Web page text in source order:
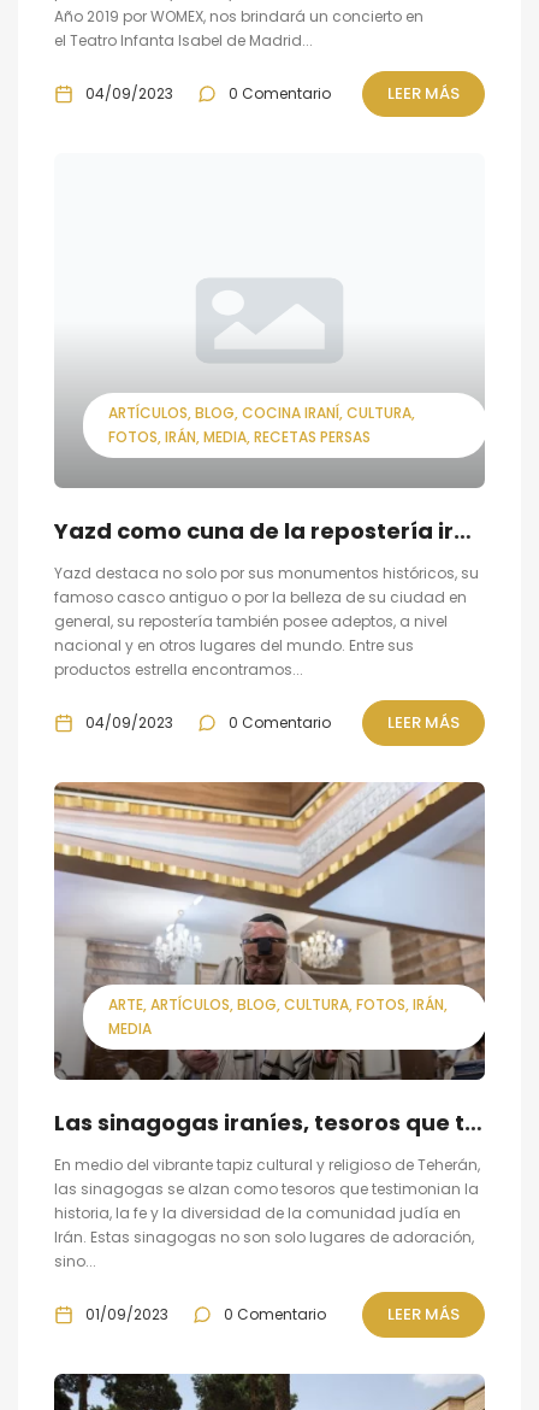
Año 2019 por WOMEX, nos brindará un concierto en
el Teatro Infanta Isabel de Madrid...
04/09/2023 0 Comentario LEER MÁS
ARTÍCULOS BLOG COCINA IRANÍ CULTURA
FOTOS IRÁN MEDIA RECETAS PERSAS
Yazd como cuna de la repostería iraní
Yazd destaca no solo por sus monumentos históricos, su
famoso casco antiguo o por la belleza de su ciudad en
general, su repostería también posee adeptos, a nivel
nacional y en otros lugares del mundo. Entre sus
productos estrella encontramos...
04/09/2023 0 Comentario LEER MÁS
ARTE ARTÍCULOS BLOG CULTURA FOTOS IRÁN
MEDIA
Las sinagogas iraníes, tesoros que testimonian la historia, la fe y la diversidad de la comunidad judía en Irán
En medio del vibrante tapiz cultural y religioso de Teherán,
las sinagogas se alzan como tesoros que testimonian la
historia, la fe y la diversidad de la comunidad judía en
Irán. Estas sinagogas no son solo lugares de adoración,
sino...
01/09/2023 0 Comentario LEER MÁS